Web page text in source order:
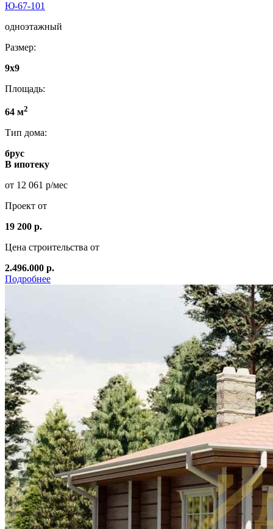
Ю-67-101
одноэтажный
Размер:
9x9
Площадь:
64 м2
Тип дома:
брус
В ипотеку
от 12 061 р/мес
Проект от
19 200 р.
Цена строительства от
2.496.000 р.
Подробнее